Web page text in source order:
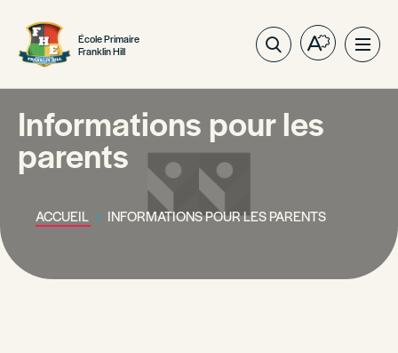
École Primaire
Franklin Hill
Ouvrez
barre
Informations pour les
parents
ACCUEIL INFORMATIONS POUR LES PARENTS